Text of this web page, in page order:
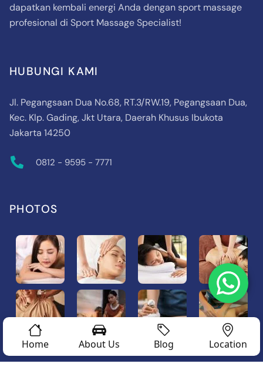
Home About Us Blog Location
dapatkan kembali energi Anda dengan sport massage
profesional di Sport Massage Specialist!
HUBUNGI KAMI
Jl. Pegangsaan Dua No.68, RT.3/RW.19, Pegangsaan Dua,
Kec. Klp. Gading, Jkt Utara, Daerah Khusus Ibukota
Jakarta 14250
0812 - 9595 - 7771
PHOTOS